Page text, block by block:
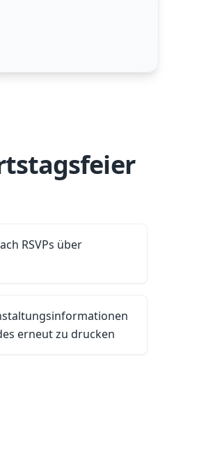
RSVPs über
erneut zu drucken